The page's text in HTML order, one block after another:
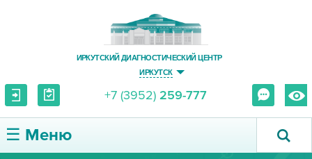
ИРКУТСКИЙ ДИАГНОСТИЧЕСКИЙ ЦЕНТР
ИРКУТСК
+7 (3952) 259-777
☰ Меню